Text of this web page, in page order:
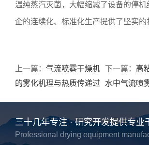
温纯蒸汽灭菌，大幅缩减了设备的停机
企的连续化、标准化生产提供了坚实的
上一篇：气流喷雾干燥机
的雾化机理与热质传递过
下一篇： 高
水中气流喷
三十几年专注 · 研究开发提供专业
Professional drying equipment